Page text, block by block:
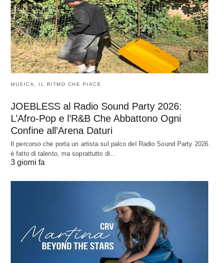
MUSICA, IL RITMO CHE PIACE
JOEBLESS al Radio Sound Party 2026:
L’Afro-Pop e l’R&B Che Abbattono Ogni
Confine all’Arena Daturi
Il percorso che porta un artista sul palco del Radio Sound Party 2026
è fatto di talento, ma soprattutto di…
3 giorni fa